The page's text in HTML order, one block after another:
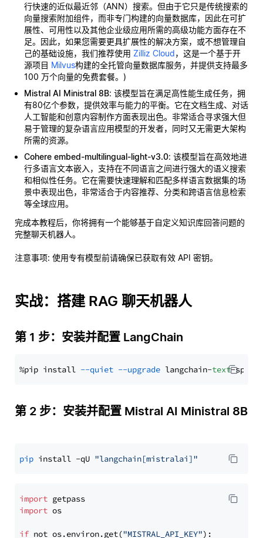
行快速的近似最近邻（ANN）搜索。但由于它只是传统搜索的
向量搜索附加组件，而非专门构建的向量数据库，因此在可扩
展性、可用性以及其他企业级应用所需的高级功能方面存在不
足。因此，如果您需要更具扩展性的解决方案，或不想管理自
己的基础设施，我们推荐使用 Zilliz Cloud，这是一个基于开
源项目 Milvus构建的全托管向量数据库服务，并提供支持最多
100 万个向量的免费套餐。)
Mistral AI Ministral 8B: 该模型旨在满足高性能生成任务，拥
有80亿个参数，提供效率与能力的平衡。它在文档生成、对话
人工智能和创意内容制作方面表现出色。非常适合寻求强大但
易于管理的复杂语言应用模型的开发者，同时又无需更大架构
所需的资源。
Cohere embed-multilingual-light-v3.0: 该模型旨在高效地进
行多语言文本嵌入，支持在不同语言之间进行强大的语义搜索
和相似性任务。它在需要快速理解和匹配多样语言数据集的场
景中表现出色，非常适合于内容推荐、分类和跨语言信息检索
等全球应用。
完成本教程后，你将拥有一个能够基于自定义知识库回答问题的
完整聊天机器人。
注意事项: 使用专有模型前请确保已获取有效 API 密钥。
实战：搭建 RAG 聊天机器人
第 1 步：安装并配置 LangChain
%pip install --quiet --upgrade langchain-text
第 2 步：安装并配置 Mistral AI Ministral 8B
pip install -qU "langchain[mistralai]"
import
import os
if not os.environ.get("MISTRAL_API_KEY"):